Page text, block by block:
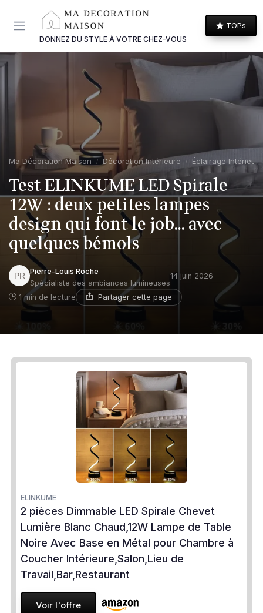
DONNEZ DU STYLE À VOTRE CHEZ-VOUS
TOPs
Ma Décoration Maison Décoration Intérieure Éclairage Intérieur
Test ELINKUME LED Spirale
12W : deux petites lampes
design qui font le job… avec
quelques bémols
Pierre-Louis Roche
Spécialiste des ambiances lumineuses
14 juin 2026
1 min de lecture Partager cette page
ELINKUME
2 pièces Dimmable LED Spirale Chevet
Lumière Blanc Chaud,12W Lampe de Table
Noire Avec Base en Métal pour Chambre à
Coucher Intérieure,Salon,Lieu de
Travail,Bar,Restaurant
Voir l'offre
Panneau de gestion des cookies